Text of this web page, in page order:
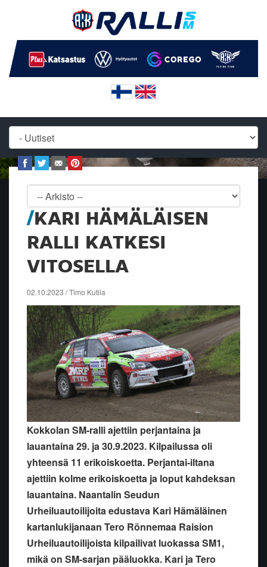
KARI HÄMÄLÄISEN
RALLI KATKESI
VITOSELLA
02.10.2023 / Timo Kutila
Kokkolan SM-ralli ajettiin perjantaina ja
lauantaina 29. ja 30.9.2023. Kilpailussa oli
yhteensä 11 erikoiskoetta. Perjantai-iltana
ajettiin kolme erikoiskoetta ja loput kahdeksan
lauantaina. Naantalin Seudun
Urheiluautoilijoita edustava Kari Hämäläinen
kartanlukijanaan Tero Rönnemaa Raision
Urheiluautoilijoista kilpailivat luokassa SM1,
mikä on SM-sarjan pääluokka. Kari ja Tero